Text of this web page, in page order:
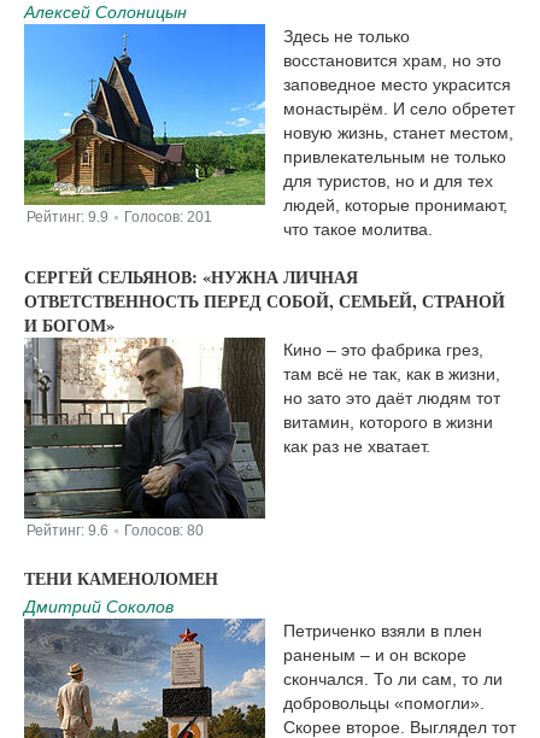
Алексей Солоницын
Рейтинг: 9.9 | Голосов: 201
Здесь не только
восстановится храм, но это
заповедное место украсится
монастырём. И село обретет
новую жизнь, станет местом,
привлекательным не только
для туристов, но и для тех
людей, которые пронимают,
что такое молитва.
СЕРГЕЙ СЕЛЬЯНОВ: «НУЖНА ЛИЧНАЯ
ОТВЕТСТВЕННОСТЬ ПЕРЕД СОБОЙ, СЕМЬЕЙ, СТРАНОЙ
И БОГОМ»
Рейтинг: 9.6 | Голосов: 80
Кино – это фабрика грез,
там всё не так, как в жизни,
но зато это даёт людям тот
витамин, которого в жизни
как раз не хватает.
ТЕНИ КАМЕНОЛОМЕН
Дмитрий Соколов
Петриченко взяли в плен
раненым – и он вскоре
скончался. То ли сам, то ли
добровольцы «помогли».
Скорее второе. Выглядел тот